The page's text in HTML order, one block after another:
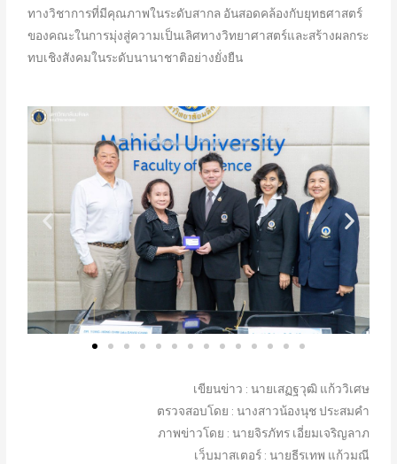
ทางวิชาการที่มีคุณภาพในระดับสากล อันสอดคล้องกับยุทธศาสตร์
ของคณะในการมุ่งสู่ความเป็นเลิศทางวิทยาศาสตร์และสร้างผลกระ
ทบเชิงสังคมในระดับนานาชาติอย่างยั่งยืน
เขียนข่าว : นายเสฏฐวุฒิ แก้ววิเศษ
ตรวจสอบโดย : นางสาวน้องนุช ประสมคำ
ภาพข่าวโดย : นายจิรภัทร เอี่ยมเจริญลาภ
เว็บมาสเตอร์ : นายธีรเทพ แก้วมณี